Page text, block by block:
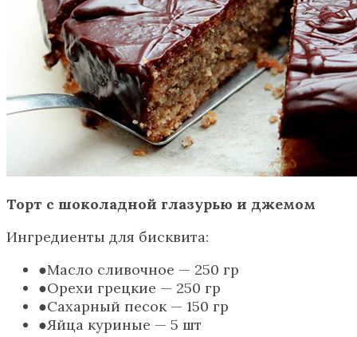
Торт с шоколадной глазурью и джемом
Ингредиенты для бисквита:
Масло сливочное — 250 гр
Орехи грецкие — 250 гр
Сахарный песок — 150 гр
Яйца куриные — 5 шт